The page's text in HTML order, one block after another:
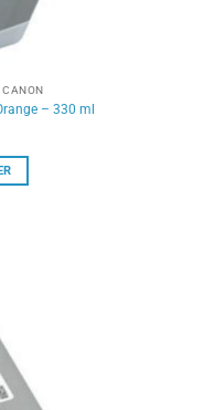
CANON
– 330 ml